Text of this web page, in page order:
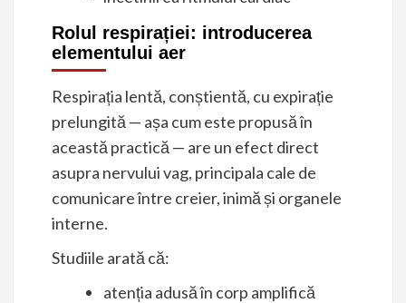
Rolul respirației: introducerea
elementului aer
Respirația lentă, conștientă, cu expirație
prelungită — așa cum este propusă în
această practică — are un efect direct
asupra nervului vag, principala cale de
comunicare între creier, inimă și organele
interne.
Studiile arată că:
atenția adusă în corp amplifică